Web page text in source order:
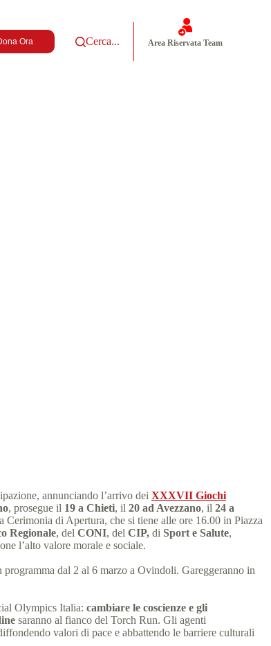
Ora Cerca... Area Riservata Team
annunciando l’arrivo dei XXXVII Giochi
, prosegue il 19 a Chieti, il 20 ad Avezzano, il 24 a
Cerimonia di Apertura, che si tiene alle ore 16.00 in Piazza
Regionale, del CONI, del CIP, di Sport e Salute,
l’alto valore morale e sociale.
programma dal 2 al 6 marzo a Ovindoli. Gareggeranno in
Olympics Italia: cambiare le coscienze e gli
saranno al fianco del Torch Run. Gli agenti
valori di pace e abbattendo le barriere culturali